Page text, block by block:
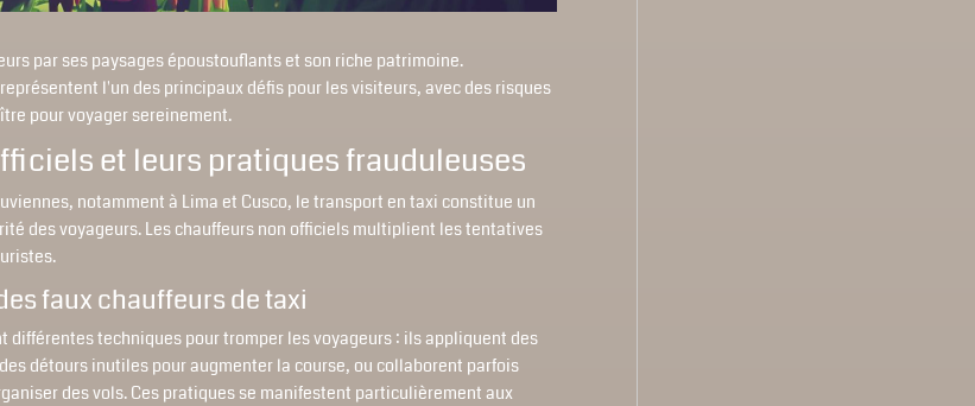
par ses paysages époustouflants et son riche patrimoine.
l'un des principaux défis pour les visiteurs, avec des risques
pour voyager sereinement.
et leurs pratiques frauduleuses
notamment à Lima et Cusco, le transport en taxi constitue un
des voyageurs. Les chauffeurs non officiels multiplient les tentatives
faux chauffeurs de taxi
différentes techniques pour tromper les voyageurs : ils appliquent des
détours inutiles pour augmenter la course, ou collaborent parfois
des vols. Ces pratiques se manifestent particulièrement aux